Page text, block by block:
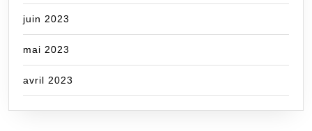
juin 2023
mai 2023
avril 2023